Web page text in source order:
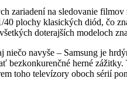
zariadení na sledovanie
plochy klasických diód, čo
doterajších modeloch
navyše – Samsung je
bezkonkurenčné herné
toho televízory oboch sérií